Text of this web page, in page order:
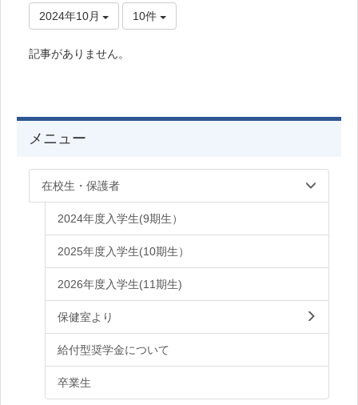
2024年10月 10件
記事がありません。
メニュー
在校生・保護者
2024年度入学生(9期生）
2025年度入学生(10期生）
2026年度入学生(11期生)
保健室より
給付型奨学金について
卒業生